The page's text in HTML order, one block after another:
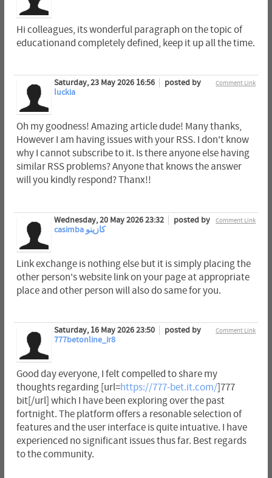
Hi colleagues, its wonderful paragraph on the topic of
educationand completely defined, keep it up all the time.
Comment Link
Saturday, 23 May 2026 16:56
posted by
luckia
Oh my goodness! Amazing article dude! Many thanks,
However I am having issues with your RSS. I don't know
why I cannot subscribe to it. Is there anyone else having
similar RSS problems? Anyone that knows the answer
will you kindly respond? Thanx!!
Comment Link
Wednesday, 20 May 2026 23:32
posted by
casimba كازينو
Link exchange is nothing else but it is simply placing the
other person's website link on your page at appropriate
place and other person will also do same for you.
Comment Link
Saturday, 16 May 2026 23:50
posted by
777betonline_ir8
Good day everyone, I felt compelled to share my
thoughts regarding [url=https://777-bet.it.com/]777
bit[/url] which I have been exploring over the past
fortnight. The platform offers a resonable selection of
features and the user interface is quite intuative. I have
experienced no significant issues thus far. Best regards
to the community.